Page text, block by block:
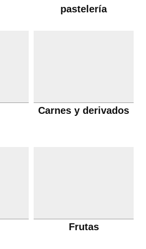
pastelería
Carnes y derivados
Frutas